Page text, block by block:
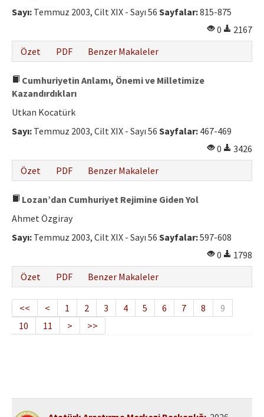
Sayı: Temmuz 2003, Cilt XIX - Sayı 56 Sayfalar:815-875
0
2167
Özet
PDF Benzer Makaleler
Cumhuriyetin Anlamı, Önemi ve Milletimize
Kazandırdıkları
Utkan Kocatürk
Sayı: Temmuz 2003, Cilt XIX - Sayı 56 Sayfalar: 467-469
0
3426
Özet
PDF Benzer Makaleler
Lozan’dan Cumhuriyet Rejimine Giden Yol
Ahmet Özgiray
Sayı: Temmuz 2003, Cilt XIX - Sayı 56 Sayfalar:597-608
0
1798
Özet
PDF Benzer Makaleler
<< < 1 2 3 4 5 6 7 8
9
10
11 > >>